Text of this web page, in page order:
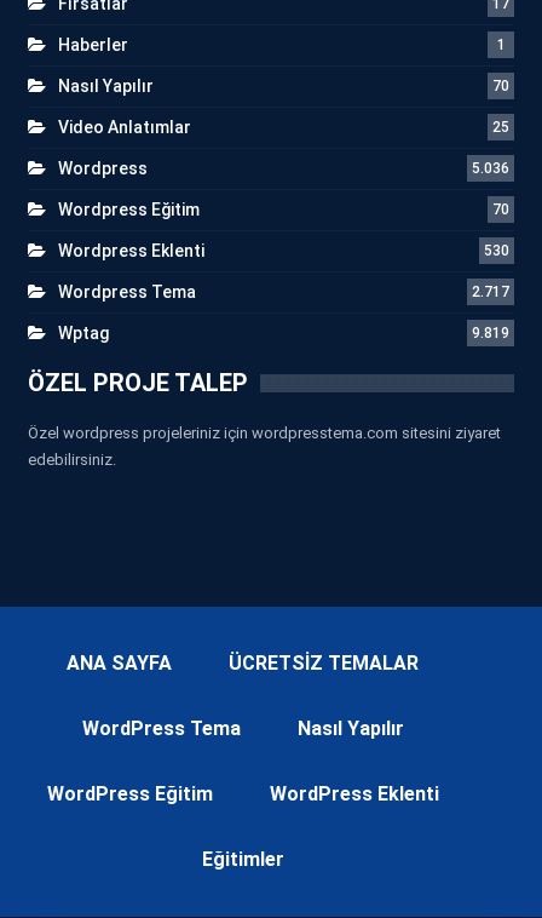
17
Haberler 1
Nasıl Yapılır 70
Video Anlatımlar 25
Wordpress 5.036
Wordpress Eğitim 70
Wordpress Eklenti 530
Wordpress Tema 2.717
Wptag 9.819
ÖZEL PROJE TALEP
Özel wordpress projeleriniz için wordpresstema.com sitesini ziyaret
edebilirsiniz.
ANA SAYFA ÜCRETSİZ TEMALAR
WordPress Tema Nasıl Yapılır
WordPress Eğitim WordPress Eklenti
Eğitimler